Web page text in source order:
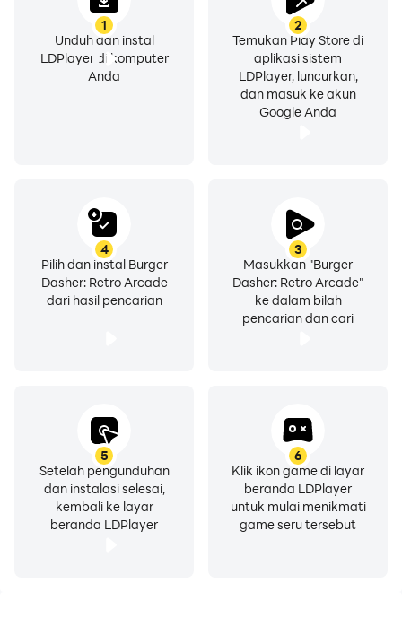
1
Unduh dan instal
LDPlayer di komputer
Anda
2
Temukan Play Store di
aplikasi sistem
LDPlayer, luncurkan,
dan masuk ke akun
Google Anda
3
Masukkan "Burger
Dasher: Retro Arcade"
ke dalam bilah
pencarian dan cari
4
Pilih dan instal Burger
Dasher: Retro Arcade
dari hasil pencarian
5
Setelah pengunduhan
dan instalasi selesai,
kembali ke layar
beranda LDPlayer
6
Klik ikon game di layar
beranda LDPlayer
untuk mulai menikmati
game seru tersebut